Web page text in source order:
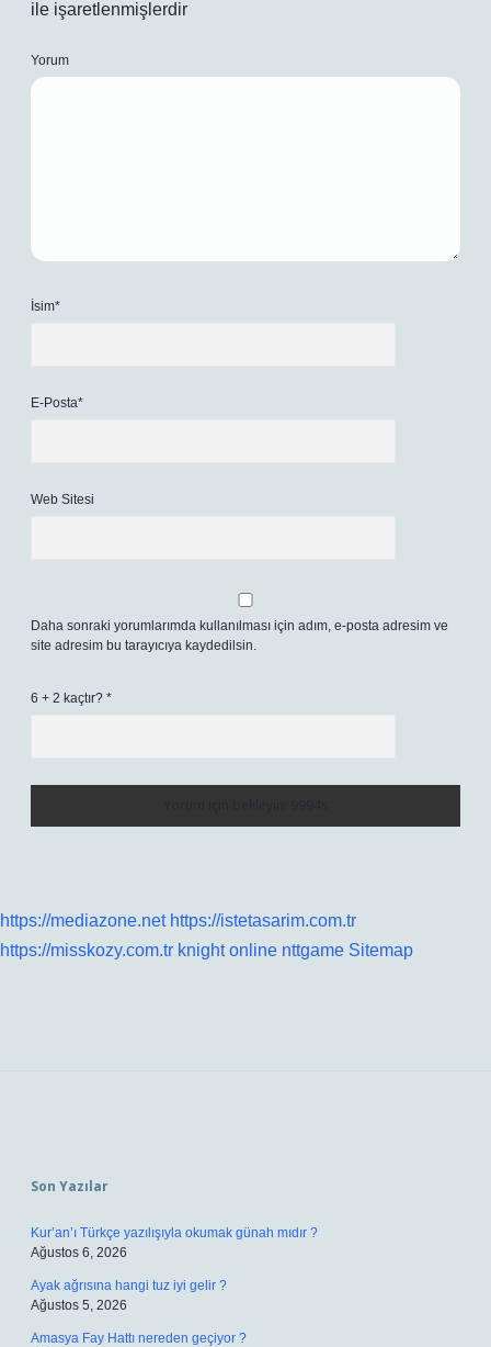
ile işaretlenmişlerdir
Yorum
İsim*
E-Posta*
Web Sitesi
Daha sonraki yorumlarımda kullanılması için adım, e-posta adresim ve
site adresim bu tarayıcıya kaydedilsin.
6 + 2 kaçtır? *
https://mediazone.net https://istetasarim.com.tr
https://misskozy.com.tr knight online nttgame Sitemap
Son Yazılar
Kur’an’ı Türkçe yazılışıyla okumak günah mıdır ?
Ağustos 6, 2026
Ayak ağrısına hangi tuz iyi gelir ?
Ağustos 5, 2026
Amasya Fay Hattı nereden geçiyor ?